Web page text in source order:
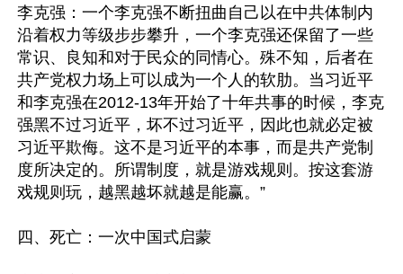
李克强：一个李克强不断扭曲自己以在中共体制内
沿着权力等级步步攀升，一个李克强还保留了一些
常识、良知和对于民众的同情心。殊不知，后者在
共产党权力场上可以成为一个人的软肋。当习近平
和李克强在2012-13年开始了十年共事的时候，李克
强黑不过习近平，坏不过习近平，因此也就必定被
习近平欺侮。这不是习近平的本事，而是共产党制
度所决定的。所谓制度，就是游戏规则。按这套游
戏规则玩，越黑越坏就越是能赢。”
四、死亡：一次中国式启蒙